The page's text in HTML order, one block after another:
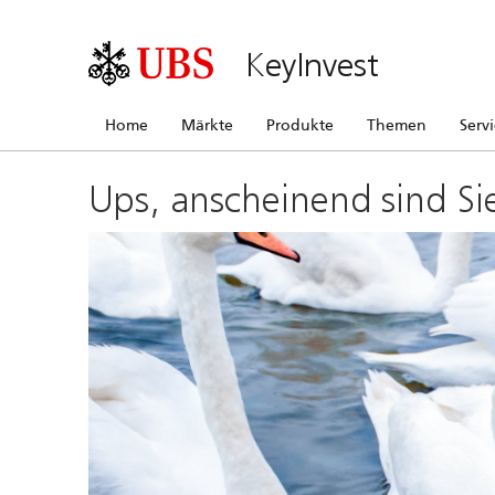
KeyInvest
Home Märkte Produkte Themen
Ups, anscheinend sind